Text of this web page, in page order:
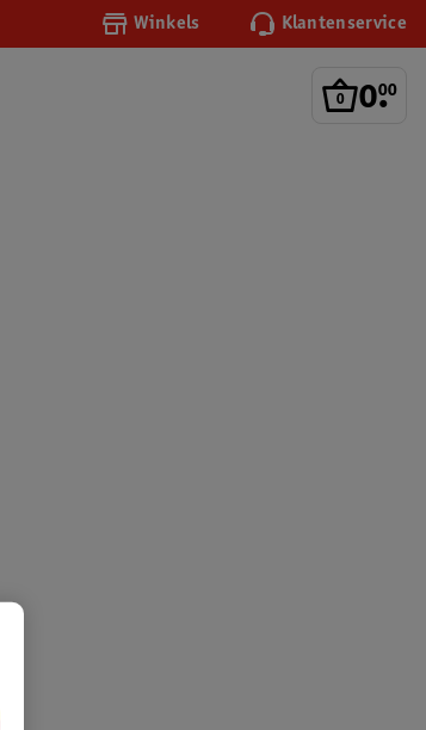
Winkels Klantenservice
0.
00